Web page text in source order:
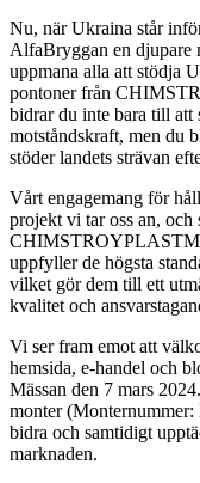
Nu, när Ukraina står
AlfaBryggan en djupare
uppmana alla att stödja
pontoner från
bidrar du inte bara till att
motståndskraft, men du
stöder landets strävan
Vårt engagemang för
projekt vi tar oss an, och
uppfyller de högsta
vilket gör dem till ett
kvalitet och
Vi ser fram emot att
hemsida, e-handel och
Mässan den 7 mars
monter
bidra och samtidigt
marknaden.